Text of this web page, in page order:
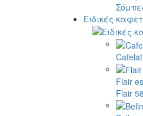
Ειδικές
Flair
Flair 58